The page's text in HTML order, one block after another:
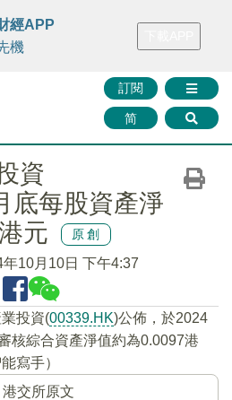
FINMETA 財華證券 媒體矩陣
訂閱
简
經APP
機
資
底每股資產淨
元
原創
年10月10日 下午4:37
業投資(00339.HK)公佈，於2024
核綜合資產淨值約為0.0097港
寫手）
港交所原文